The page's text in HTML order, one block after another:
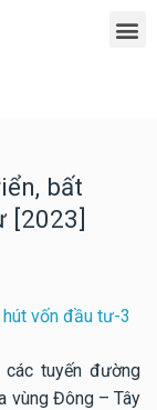
bất
[2023]
tuyến đường
vùng Đông – Tây